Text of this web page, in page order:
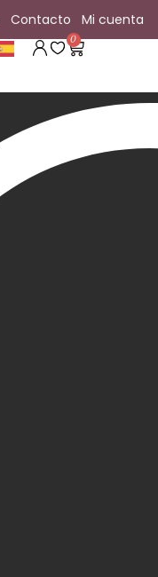
Contacto Mi cuenta
0